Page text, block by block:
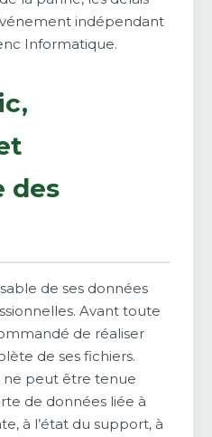
indépendant
Informatique.
des
de ses données
Avant toute
de réaliser
de ses fichiers.
peut être tenue
de données liée à
à l’état du support, à